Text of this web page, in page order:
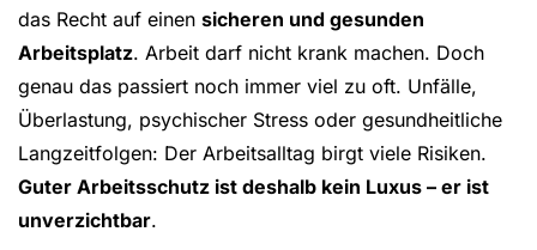
das Recht auf einen sicheren und gesunden
Arbeitsplatz. Arbeit darf nicht krank machen. Doch
genau das passiert noch immer viel zu oft. Unfälle,
Überlastung, psychischer Stress oder gesundheitliche
Langzeitfolgen: Der Arbeitsalltag birgt viele Risiken.
Guter Arbeitsschutz ist deshalb kein Luxus – er ist
unverzichtbar.